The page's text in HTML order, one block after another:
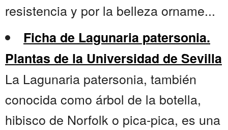
resistencia y por la belleza orname...
Ficha de Lagunaria patersonia.
Plantas de la Universidad de Sevilla
La Lagunaria patersonia, también
conocida como árbol de la botella,
hibisco de Norfolk o pica-pica, es una